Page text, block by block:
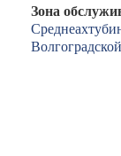
Зона